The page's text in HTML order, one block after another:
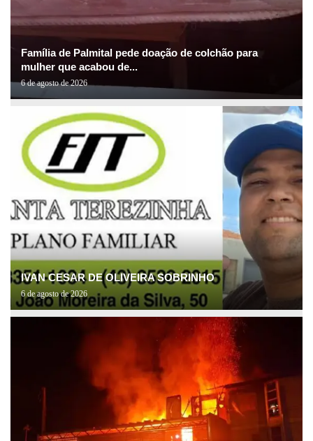
Família de Palmital pede doação de colchão para
mulher que acabou de...
6 de agosto de 2026
IVAN CESAR DE OLIVEIRA SOBRINHO
6 de agosto de 2026